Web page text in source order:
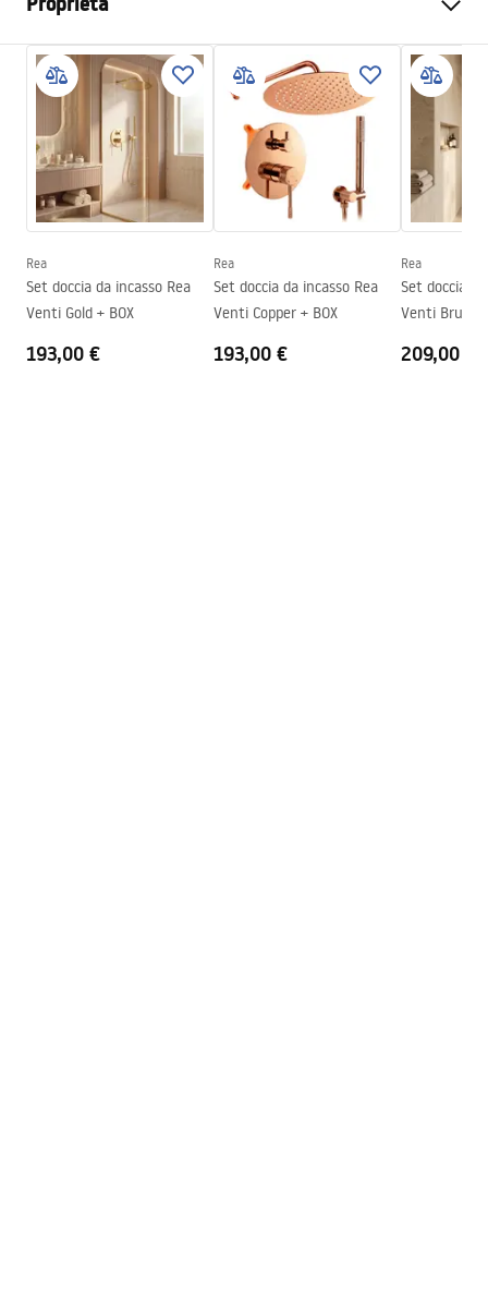
Dimensioni (porta x parete)
Colore
Nero opaco
Tipo di cabina
Walk-in
Il colore del vetro
Trasparente 8mm
Serie
Bler
Direzione della cabina
Universale
Garanzia
Rea
Set doccia da incasso Rea
Venti Gold + BOX
193,00 €
Rea
Set doccia da incasso Rea
Venti Copper + BOX
193,00 €
Rea
Set doccia
Venti Brush
209,00 €